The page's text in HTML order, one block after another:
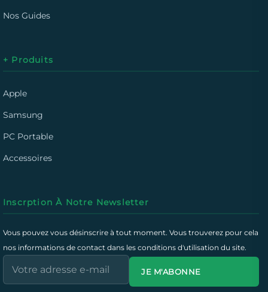
Nos Guides
+ Produits
Apple
Samsung
PC Portable
Accessoires
Inscrption À Notre Newsletter
Vous pouvez vous désinscrire à tout moment. Vous trouverez pour cela
nos informations de contact dans les conditions d'utilisation du site.
JE M'ABONNE